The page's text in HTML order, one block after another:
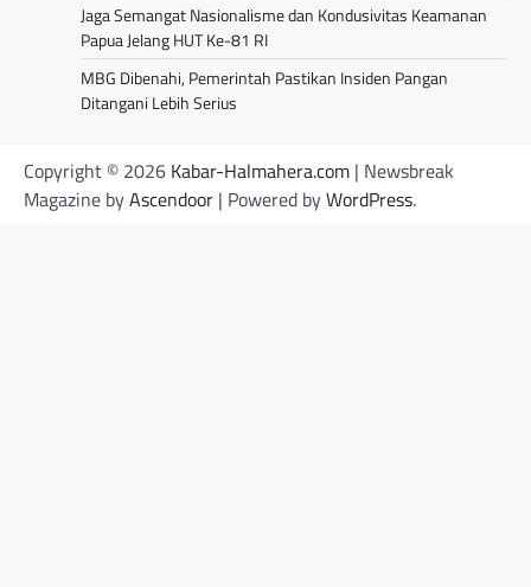
Jaga Semangat Nasionalisme dan Kondusivitas Keamanan
Papua Jelang HUT Ke-81 RI
MBG Dibenahi, Pemerintah Pastikan Insiden Pangan
Ditangani Lebih Serius
Copyright © 2026 Kabar-Halmahera.com | Newsbreak
Magazine byAscendoor | Powered byWordPress.